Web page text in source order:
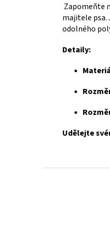
Zapomeňte
majitele psa.
odolného
Detaily:
Udělejte